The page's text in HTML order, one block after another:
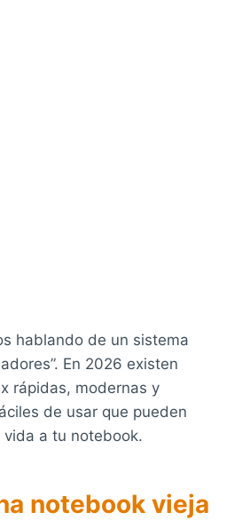
hablando de un sistema
En 2026 existen
rápidas, modernas y
de usar que pueden
a tu notebook.
notebook vieja